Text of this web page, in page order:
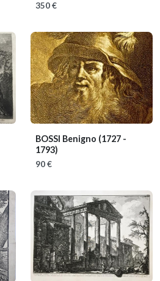
350 €
BOSSI Benigno (1727 -
1793)
90 €